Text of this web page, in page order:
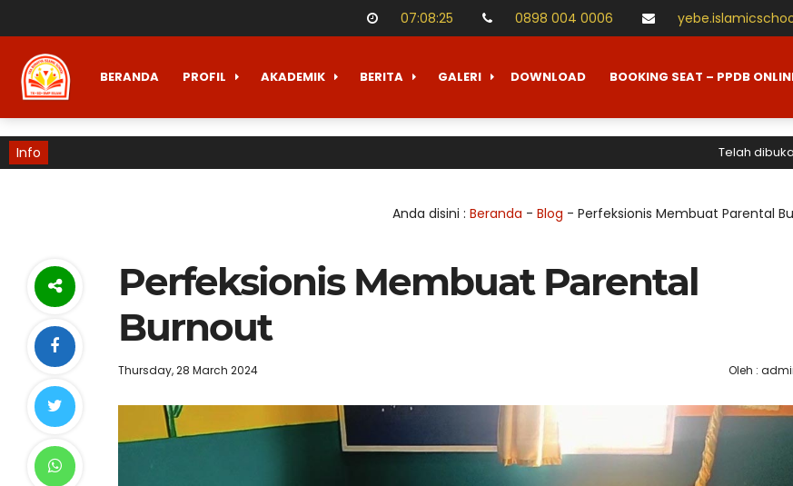
07:08:26 0898 004 0006
BERANDA PROFIL AKADEMIK BERITA GALERI DOWNLOAD BOOKING SEAT – PPDB
Info Telah dibuka
Anda disini : Beranda - Blog - Perfeksionis Membuat Parental
Perfeksionis Membuat Parental
Burnout
Thursday, 28 March 2024 Oleh :